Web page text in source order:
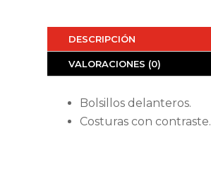
DESCRIPCIÓN
VALORACIONES (0)
Bolsillos delanteros.
Costuras con contraste.